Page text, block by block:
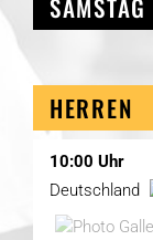
HERREN
10:00 Uhr
Deutschland